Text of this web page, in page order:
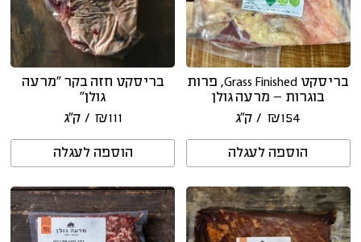
בריסקט Grass Finished, פרות
בוגרות – מרעה גולן
₪154 / ק״ג
הוספה לעגלה
בריסקט חזה בקר ״מרעה
גולן״
₪111 / ק״ג
הוספה לעגלה